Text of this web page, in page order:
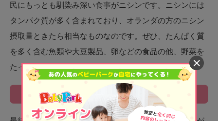
民にもっとも馴染み深い食事がニシンです。ニシンには
タンパク質が多く含まれており、オランダの方のニシン
摂取量ときたら相当なものなのです。ぜひ、たんぱく質
を多く含む魚類や大豆製品、卵などの食品の他、野菜を
たっぷりと摂ってください。
適度な運動